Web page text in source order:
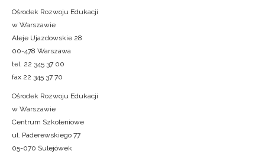
Ośrodek Rozwoju Edukacji
w Warszawie
Aleje Ujazdowskie 28
00-478 Warszawa
tel. 22 345 37 00
fax 22 345 37 70
Ośrodek Rozwoju Edukacji
w Warszawie
Centrum Szkoleniowe
ul. Paderewskiego 77
05-070 Sulejówek